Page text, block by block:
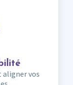
aligner vos